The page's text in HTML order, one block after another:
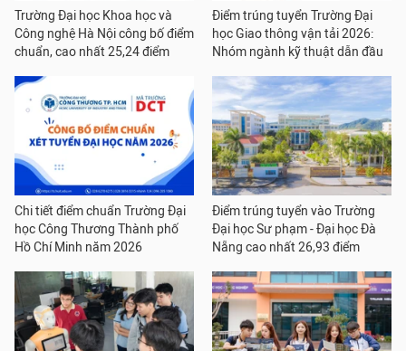
Trường Đại học Khoa học và
Công nghệ Hà Nội công bố điểm
chuẩn, cao nhất 25,24 điểm
Điểm trúng tuyển Trường Đại
học Giao thông vận tải 2026:
Nhóm ngành kỹ thuật dẫn đầu
Chi tiết điểm chuẩn Trường Đại
học Công Thương Thành phố
Hồ Chí Minh năm 2026
Điểm trúng tuyển vào Trường
Đại học Sư phạm - Đại học Đà
Nẵng cao nhất 26,93 điểm